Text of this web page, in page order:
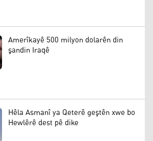
Amerîkayê 500 milyon dolarên din
şandin Iraqê
Hêla Asmanî ya Qeterê geştên xwe bo
Hewlêrê dest pê dike